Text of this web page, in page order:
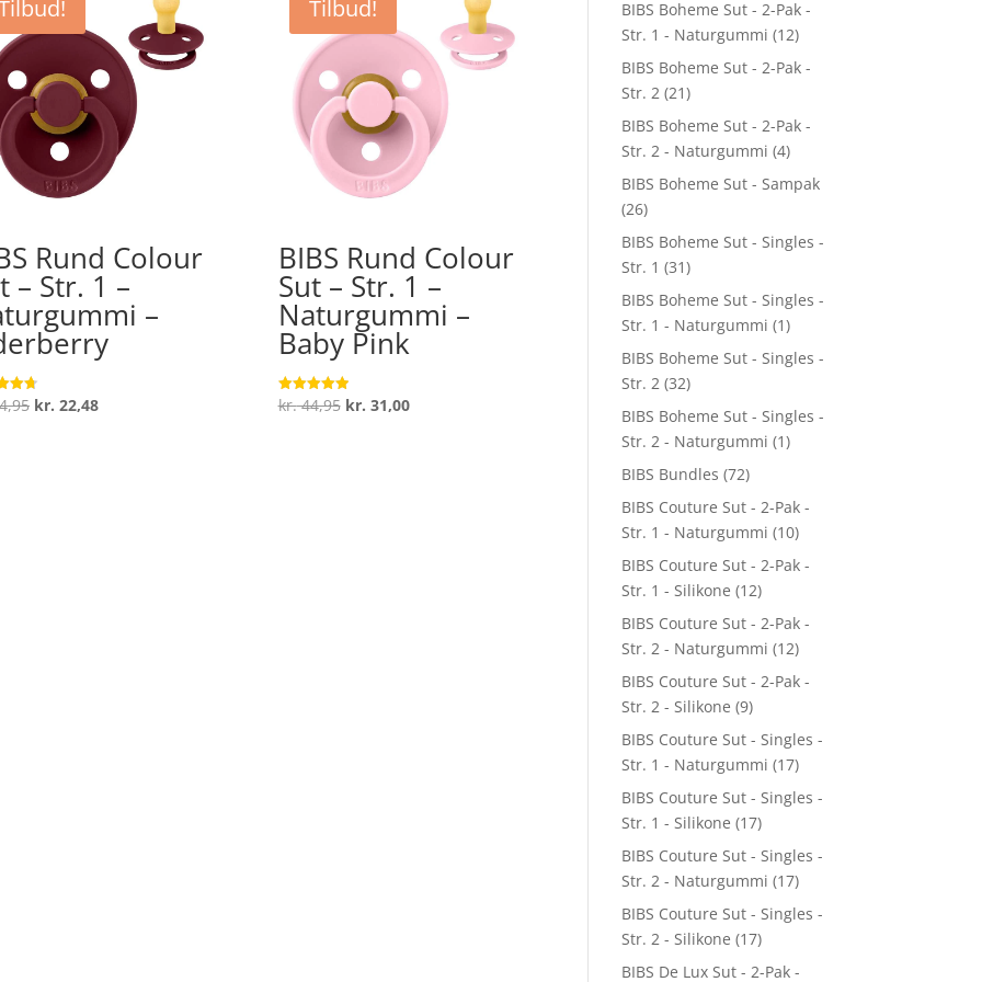
Rund Colour
– Str. 1 –
–
Den
kr. 22,48Den
Tilbud!
BIBS Rund Colour
Sut – Str. 1 –
Naturgummi –
Baby Pink
Vurderet
5
kr.44,95 Den
kr. 31,00Den
BIBS Boheme Sut - 2-Pak -
Str. 1 - Naturgummi (12)
BIBS Boheme Sut - 2-Pak -
Str. 2 (21)
BIBS Boheme Sut - 2-Pak -
Str. 2 - Naturgummi (4)
BIBS Boheme Sut - Sampak
(26)
BIBS Boheme Sut - Singles -
Str. 1 (31)
BIBS Boheme Sut - Singles -
Str. 1 - Naturgummi (1)
BIBS Boheme Sut - Singles -
Str. 2 (32)
BIBS Boheme Sut - Singles -
Str. 2 - Naturgummi (1)
BIBS Bundles (72)
BIBS Couture Sut - 2-Pak -
Str. 1 - Naturgummi (10)
BIBS Couture Sut - 2-Pak -
Str. 1 - Silikone (12)
BIBS Couture Sut - 2-Pak -
Str. 2 - Naturgummi (12)
BIBS Couture Sut - 2-Pak -
Str. 2 - Silikone (9)
BIBS Couture Sut - Singles -
Str. 1 - Naturgummi (17)
BIBS Couture Sut - Singles -
Str. 1 - Silikone (17)
BIBS Couture Sut - Singles -
Str. 2 - Naturgummi (17)
BIBS Couture Sut - Singles -
Str. 2 - Silikone (17)
BIBS De Lux Sut - 2-Pak -